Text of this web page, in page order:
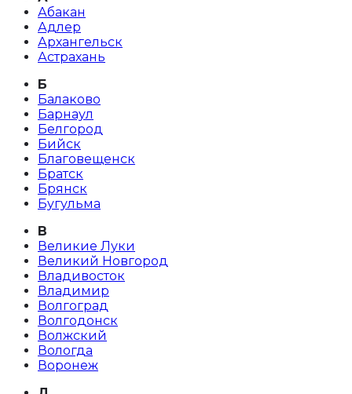
Абакан
Адлер
Архангельск
Астрахань
Б
Балаково
Барнаул
Белгород
Бийск
Благовещенск
Братск
Брянск
Бугульма
В
Великие Луки
Великий Новгород
Владивосток
Владимир
Волгоград
Волгодонск
Волжский
Вологда
Воронеж